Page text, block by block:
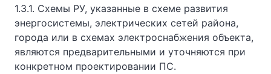
1.3.1. Схемы РУ, указанные в схеме развития
энергосистемы, электрических сетей района,
города или в схемах электроснабжения объекта,
являются предварительными и уточняются при
конкретном проектировании ПС.